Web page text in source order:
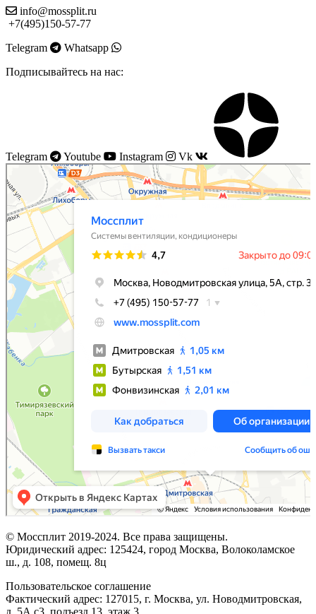
info@mossplit.ru
+7(495)150-57-77
Telegram
Whatsapp
Подписывайтесь на нас:
Telegram Youtube Instagram Vk
Моссплит
Системы вентиляции в Москве
Установка кондиционеров в Москве
© Моссплит 2019-2024. Все права защищены.
Юридический адрес: 125424, город Москва, Волоколамское
ш., д. 108, помещ. 8ц
Пользовательское соглашение
Фактический адрес: 127015, г. Москва, ул. Новодмитровская,
д. 5А с3, подъезд 13, этаж 3